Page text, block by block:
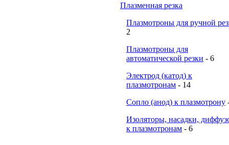
Плазменная резка
Плазмотроны для ручной
2
Плазмотроны для
автоматической резки - 6
Электрод (катод) к
плазмотронам - 14
Сопло (анод) к плазмотрону
Изоляторы, насадки,
к плазмотронам - 6